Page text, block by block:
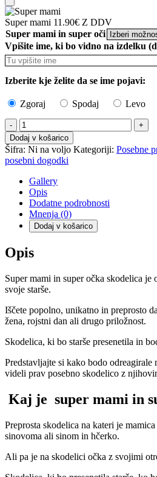
Add
to
Cart
Super mami 11.90€ Z DDV
Super mami in super oči
Vpišite ime, ki bo vidno na izdelku
Izberite kje želite da se ime pojavi:
Zgoraj Spodaj Levo
Super
mami
količina
Dodaj v košarico
Šifra: Ni na voljo Kategoriji: Posebne
posebni dogodki
Gallery
Opis
Dodatne podrobnosti
Mnenja (0)
Dodaj v košarico
Opis
Super mami in super očka skodelica je
svoje starše.
Iščete popolno, unikatno in preprosto
žena, rojstni dan ali drugo priložnost.
Skodelica, ki bo starše presenetila in
Predstavljajte si kako bodo odreagirale
videli prav posebno skodelico z
Kaj je super mami in
Preprosta skodelica na kateri je
sinovoma ali sinom in hčerko.
Ali pa je na skodelici očka z svojimi